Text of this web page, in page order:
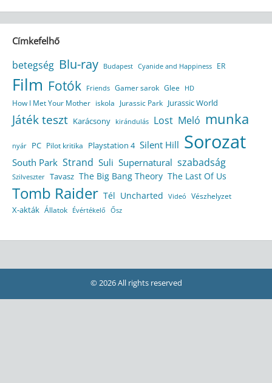
Címkefelhő
betegség Blu-ray Budapest Cyanide and Happiness ER
Film Fotók Friends Gamer sarok Glee HD
How I Met Your Mother iskola Jurassic Park Jurassic World
Játék teszt Karácsony kirándulás Lost Meló munka
nyár PC Pilot kritika Playstation 4 Silent Hill Sorozat
South Park Strand Suli Supernatural szabadság
Szilveszter Tavasz The Big Bang Theory The Last Of Us
Tomb Raider Tél Uncharted Videó Vészhelyzet
X-akták Állatok Évértékelő Ősz
© 2026 All rights reserved